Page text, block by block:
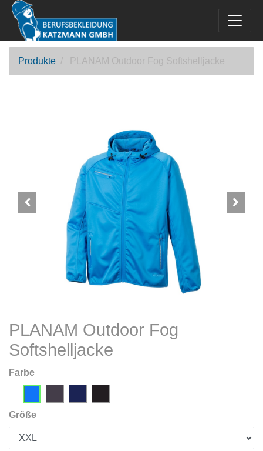
Produkte PLANAM Outdoor Fog Softshelljacke
PLANAM Outdoor Fog
Softshelljacke
Farbe
Größe